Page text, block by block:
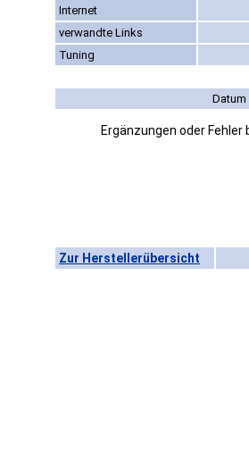
Internet
verwandte Links
Tuning
Datum
Ergänzungen oder
Zur Herstellerübersicht